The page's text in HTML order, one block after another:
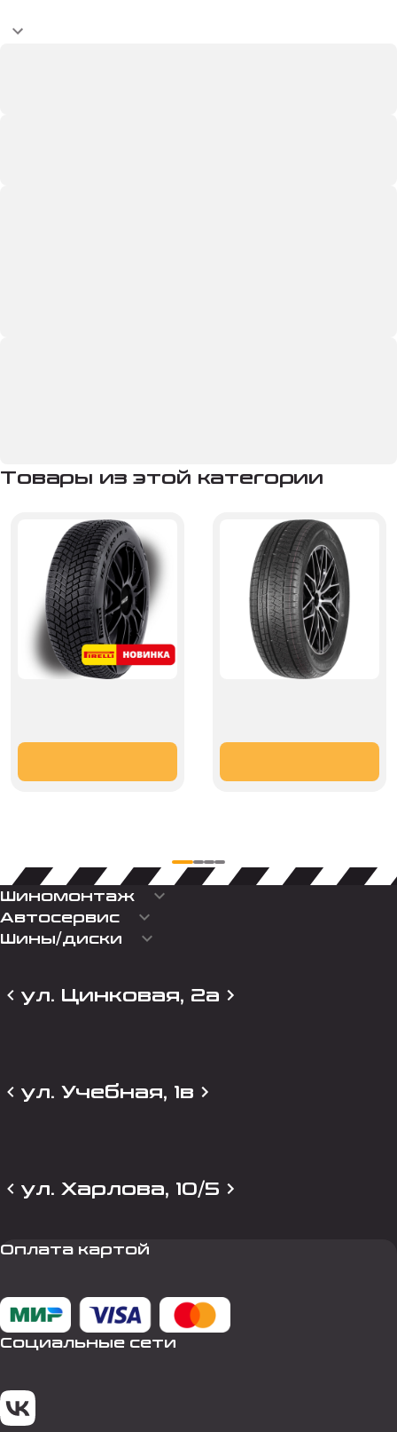
Товары из этой категории
Шиномонтаж keyboard_arrow_down
Автосервис keyboard_arrow_down
Шины/диски keyboard_arrow_down
ул. Цинковая, 2а
ул. Учебная, 1в
ул. Харлова, 10/5
Оплата картой
Социальные сети